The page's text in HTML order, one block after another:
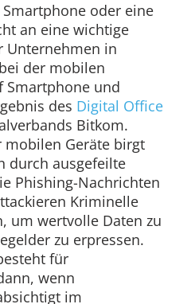
oder eine
an eine wichtige
Unternehmen in
der mobilen
Smartphone und
des Digital Office
Bitkom.
mobilen Geräte birgt
durch ausgefeilte
Phishing-Nachrichten
Kriminelle
um wertvolle Daten zu
zu erpressen.
für
wenn
im